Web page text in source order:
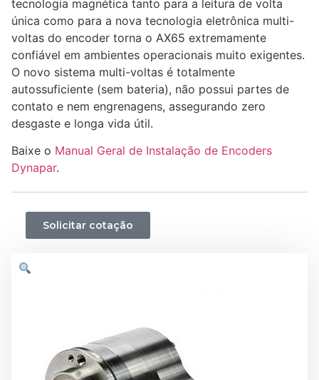
tecnologia magnética tanto para a leitura de volta
única como para a nova tecnologia eletrônica multi-
voltas do encoder torna o AX65 extremamente
confiável em ambientes operacionais muito exigentes.
O novo sistema multi-voltas é totalmente
autossuficiente (sem bateria), não possui partes de
contato e nem engrenagens, assegurando zero
desgaste e longa vida útil.
Baixe o Manual Geral de Instalação de Encoders
Dynapar.
Solicitar cotação